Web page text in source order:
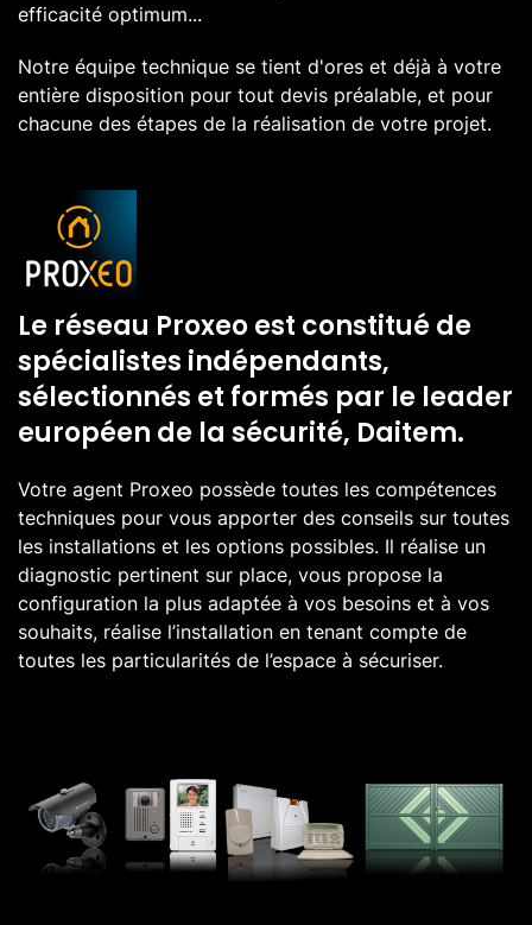
efficacité optimum...
Notre équipe technique se tient d'ores et déjà à votre
entière disposition pour tout devis préalable, et pour
chacune des étapes de la réalisation de votre projet.
Le réseau Proxeo est constitué de
spécialistes indépendants,
sélectionnés et formés par le leader
européen de la sécurité, Daitem.
Votre agent Proxeo possède toutes les compétences
techniques pour vous apporter des conseils sur toutes
les installations et les options possibles. Il réalise un
diagnostic pertinent sur place, vous propose la
configuration la plus adaptée à vos besoins et à vos
souhaits, réalise l’installation en tenant compte de
toutes les particularités de l’espace à sécuriser.